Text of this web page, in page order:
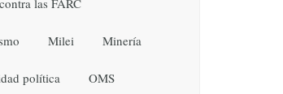
Milei Minería
política OMS